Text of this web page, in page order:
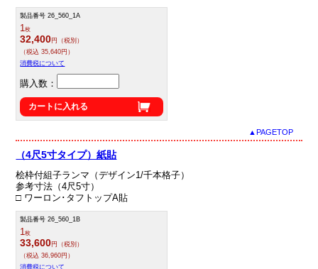
製品番号 26_560_1A
1枚
32,400円（税別）
（税込 35,640円）
消費税について
購入数：
カートに入れる
▲PAGETOP
（4尺5寸タイプ）紙貼
桧枠付組子ランマ（デザイン1/千本格子）
参考寸法（4尺5寸）
□ ワーロン･タフトップA貼
製品番号 26_560_1B
1枚
33,600円（税別）
（税込 36,960円）
消費税について